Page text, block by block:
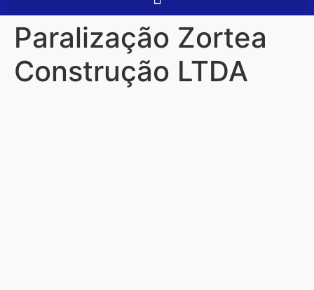
Paralização Zortea
Construção LTDA